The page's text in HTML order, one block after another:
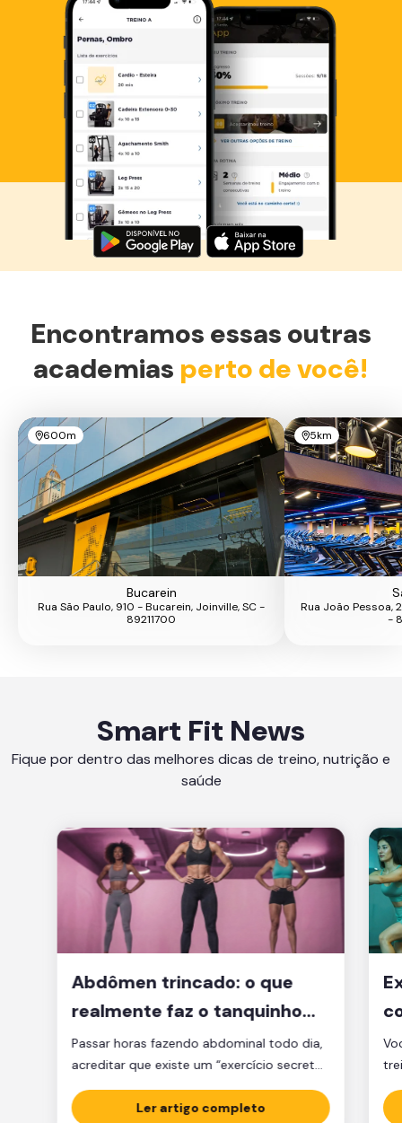
Baixe agora o Smart Fit App
Encontramos essas outras
academias perto de você!
600m
Bucarein
Rua São Paulo, 910 - Bucarein, Joinville, SC -
89211700
5km
Rua João Pessoa,
-
Smart Fit News
Fique por dentro das melhores dicas de treino, nutrição e
saúde
Abdômen trincado: o que
realmente faz o tanquinho
aparecer?
Passar horas fazendo abdominal todo dia,
acreditar que existe um “exercício secreto”
para secar a barriga ou ficar obcecado
com a balança são caminhos que muita
Ler artigo completo